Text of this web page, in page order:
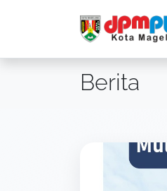
Berita